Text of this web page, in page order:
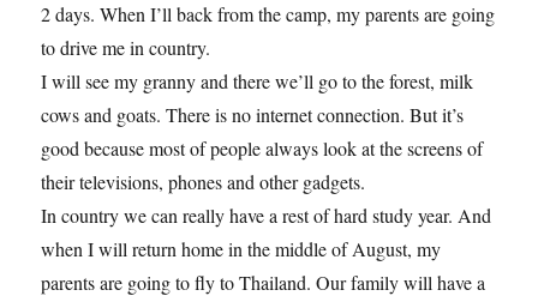
2 days. When I’ll back from the camp, my parents are going
to drive me in country.
I will see my granny and there we’ll go to the forest, milk
cows and goats. There is no internet connection. But it’s
good because most of people always look at the screens of
their televisions, phones and other gadgets.
In country we can really have a rest of hard study year. And
when I will return home in the middle of August, my
parents are going to fly to Thailand. Our family will have a